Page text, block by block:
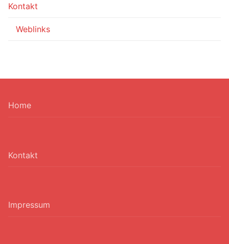
Kontakt
Weblinks
Home
Kontakt
Impressum